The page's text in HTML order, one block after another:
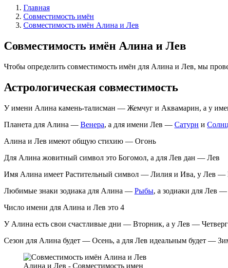
Главная
Совместимость имён
Совместимость имён Алина и Лев
Совместимость имён Алина и Лев
Чтобы определить совместимость имён для Алина и Лев, мы
Астрологическая совместимость
У имени Алина камень-талисман — Жемчуг и Аквамарин, а у
Планета для Алина — Венера, а для имени Лев — Сатурн и
Алина и Лев имеют общую стихию — Огонь
Для Алина жовитный символ это Богомол, а для Лев дан — Лев
Имя Алина имеет Растительный символ — Лилия и Ива, у Лев —
Любимые знаки зодиака для Алина — Рыбы, а зодиаки для Лев —
Число имени для Алина и Лев это 4
У Алина есть свои счастливые дни — Вторник, а у Лев — Четверг
Сезон для Алина будет — Осень, а для Лев идеальным будет —
Алина и Лев - Совместимость имен